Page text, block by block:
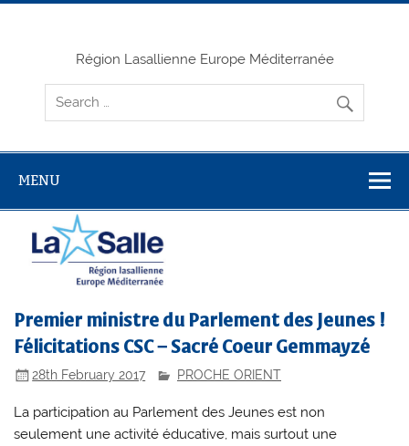
Skip
Région Lasallienne Europe Méditerranée
MENU
Premier ministre du Parlement des Jeunes !
Félicitations CSC – Sacré Coeur Gemmayzé
28th February 2017 PROCHE ORIENT
La participation au Parlement des Jeunes est non
seulement une activité éducative, mais surtout une